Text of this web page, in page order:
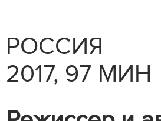
РОССИЯ
2017, 97 МИН